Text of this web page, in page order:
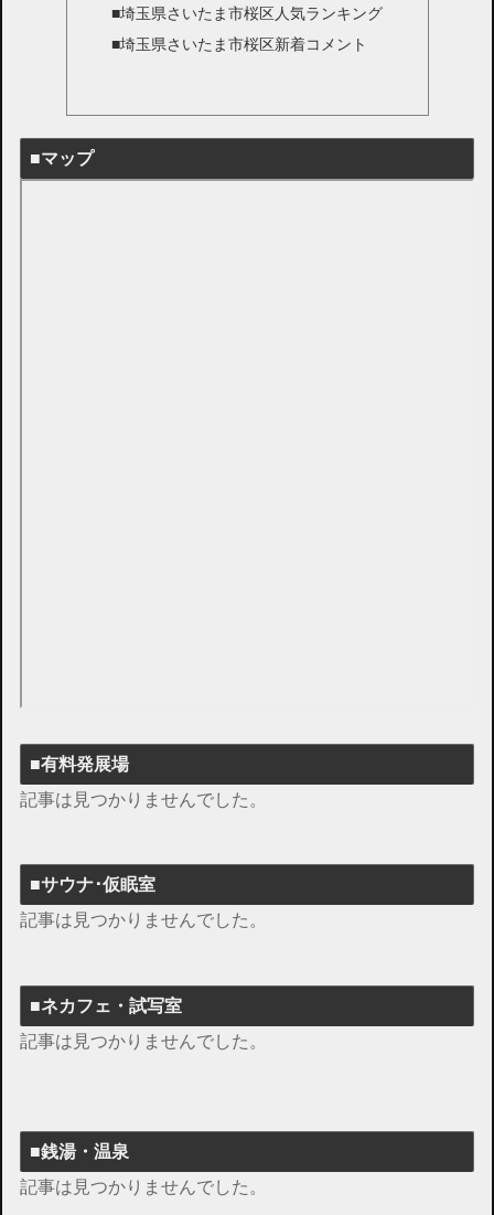
■埼玉県さいたま市桜区人気ランキング
■埼玉県さいたま市桜区新着コメント
■マップ
■有料発展場
記事は見つかりませんでした。
■サウナ･仮眠室
記事は見つかりませんでした。
■ネカフェ・試写室
記事は見つかりませんでした。
■銭湯・温泉
記事は見つかりませんでした。